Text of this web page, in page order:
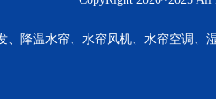
、降温水帘、水帘风机、水帘空调、